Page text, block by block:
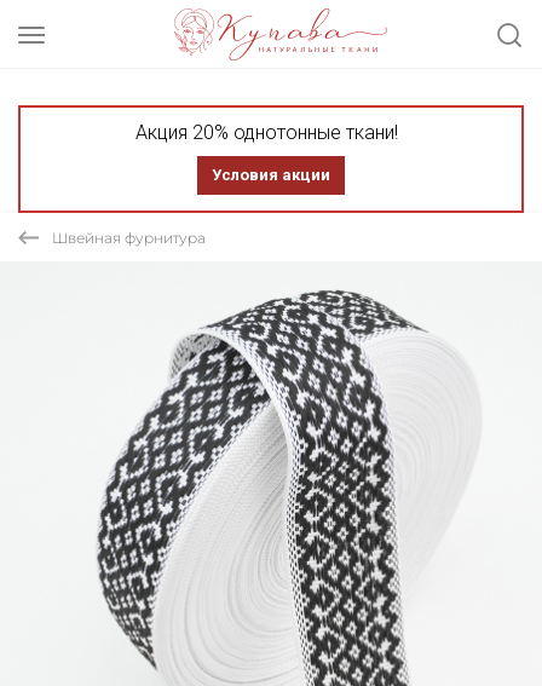
Акция 20% однотонные ткани!
Условия акции
Швейная фурнитура